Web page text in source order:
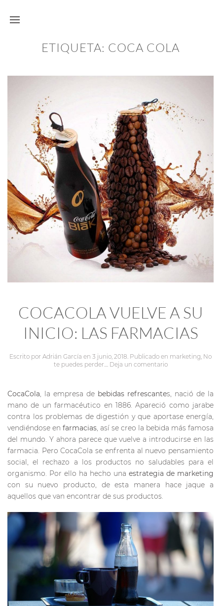
ETIQUETA: COCA COLA
COCACOLA VUELVE A SU
INICIO: LAS FARMACIAS
Escrito por Adrián García en 3 junio, 2018. Publicado en marketing, No
te puedes perder.... Deja un comentario
CocaCola, la empresa de bebidas refrescantes, nació de la
mano de un farmacéutico en 1886. Apareció como jarabe
contra los problemas de digestión y que aportase energía,
vendiéndose en farmacias, así se creo la bebida más famosa
del mundo. Y ahora parece que vuelve a introducirse en las
farmacia. Pero CocaCola se enfrenta al nuevo pensamiento
social, el rechazo a los productos no saludables para el
organismo. Por ello ha hecho una estrategia de marketing
con su nuevo producto, de esta manera hace jaque a
aquellos que van encontrar de sus productos.